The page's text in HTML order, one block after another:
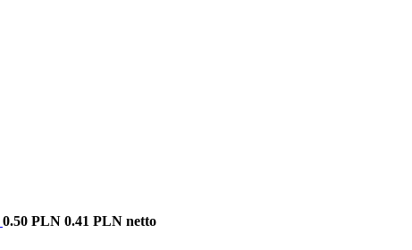
0.50 PLN 0.41 PLN netto